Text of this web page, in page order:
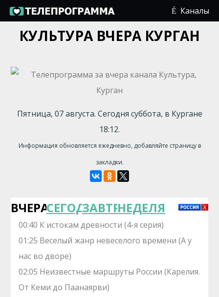
Каналы
КУЛЬТУРА ВЧЕРА КУРГАН
Пятница, 07 августа. Сегодня суббота, в Кургане
18:12.
Информация обновляется ежедневно, добавляйте страницу в
закладки.
ВЧЕРАСЕГОДНЯЗАВТРАНЕДЕЛЯ
00:40 К истокам древности (4-я серия)
01:25 Веселый жанр невеселого времени (А у
нас во дворе)
02:05 Неизвестные маршруты России (Карелия.
От Кеми до Паанаярви)